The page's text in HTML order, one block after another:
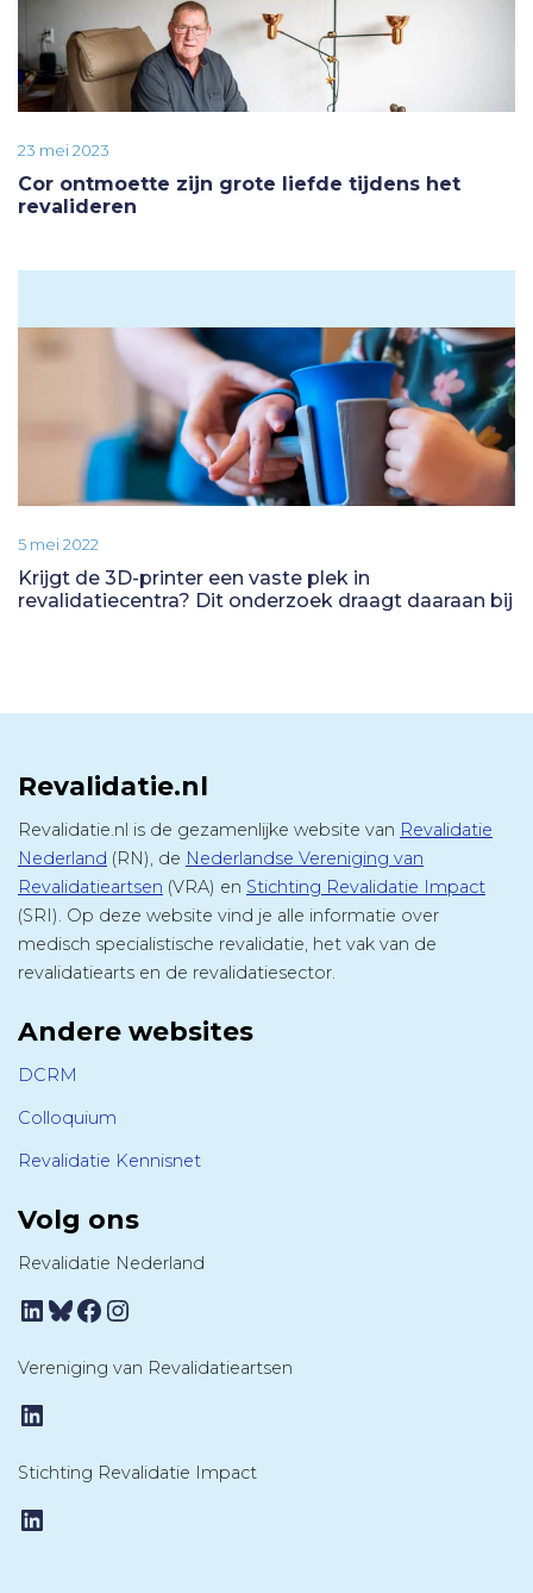
23 mei 2023
Cor ontmoette zijn grote liefde tijdens het
revalideren
5 mei 2022
Krijgt de 3D-printer een vaste plek in
revalidatiecentra? Dit onderzoek draagt daaraan bij
Revalidatie.nl
Revalidatie.nl is de gezamenlijke website van Revalidatie
Nederland (RN), de Nederlandse Vereniging van
Revalidatieartsen (VRA) en Stichting Revalidatie Impact
(SRI). Op deze website vind je alle informatie over
medisch specialistische revalidatie, het vak van de
revalidatiearts en de revalidatiesector.
Andere websites
DCRM
Colloquium
Revalidatie Kennisnet
Volg ons
Revalidatie Nederland
LinkedIn
Bluesky
Facebook
Instagram
Vereniging van Revalidatieartsen
LinkedIn
Stichting Revalidatie Impact
LinkedIn